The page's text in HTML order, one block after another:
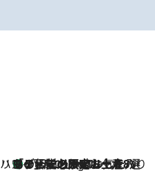
ハワイ賢者 リサのお気に入りリスト9 Hours Ago
あの伝説の限定トートも！ リニューアルした「ディーン＆デルーカ ハワイ」で必須のお土産8選